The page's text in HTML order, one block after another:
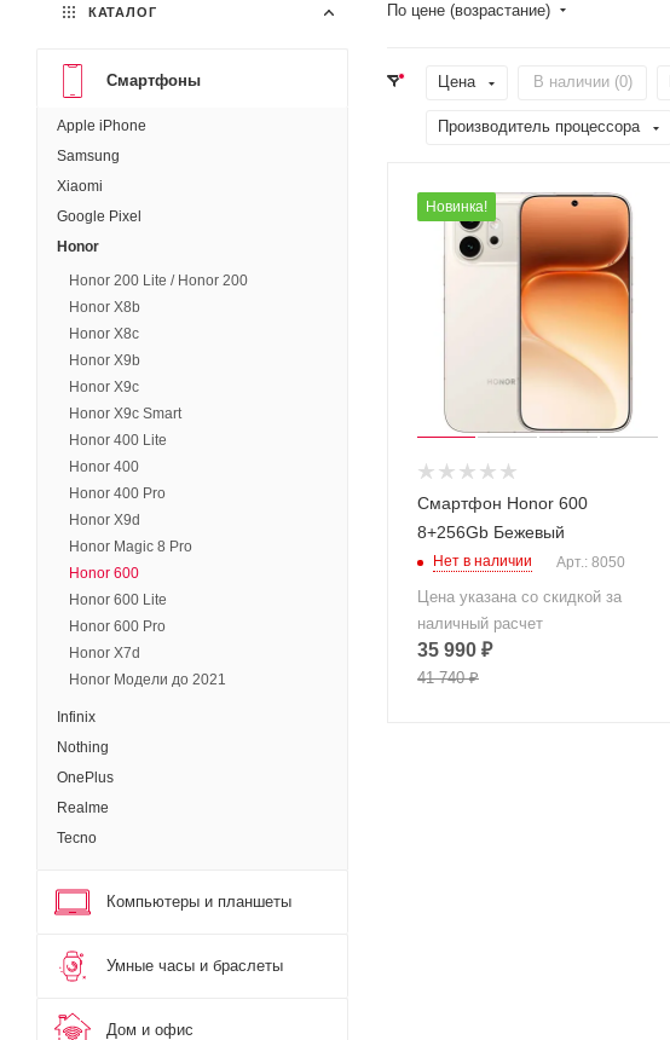
По цене (возрастание)
Цена В наличии (0)
Производитель процессора
Новинка!
Смартфон Honor 600
8+256Gb Бежевый
Нет в наличии Арт.: 8050
Цена указана со скидкой за
наличный расчет
35 990 ₽
41 740₽
КАТАЛОГ
Смартфоны
Apple iPhone
Samsung
Xiaomi
Google Pixel
Honor
Honor 200 Lite / Honor 200
Honor X8b
Honor X8c
Honor X9b
Honor X9c
Honor X9c Smart
Honor 400 Lite
Honor 400
Honor 400 Pro
Honor X9d
Honor Magic 8 Pro
Honor 600
Honor 600 Lite
Honor 600 Pro
Honor X7d
Honor Модели до 2021
Infinix
Nothing
OnePlus
Realme
Tecno
Компьютеры и планшеты
Умные часы и браслеты
Дом и офис